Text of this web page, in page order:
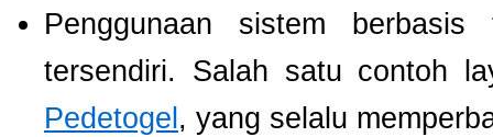
Penggunaan sistem
tersendiri. Salah satu contoh
Pedetogel , yang selalu